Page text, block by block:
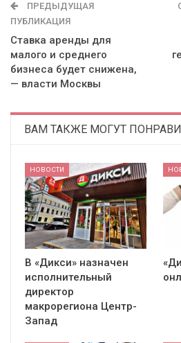
ПРЕДЫДУЩАЯ
ПУБЛИКАЦИЯ
Ставка аренды для
малого и среднего
бизнеса будет снижена,
— власти Москвы
ВАМ ТАКЖЕ МОГУТ
НОВОСТИ
В «Дикси» назначен
исполнительный
директор
макрорегиона Центр-
Запад